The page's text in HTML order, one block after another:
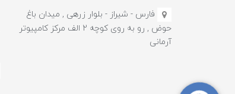
فارس - شیراز - بلوار زرهی , میدان باغ
حوض , رو به روی کوچه 2 الف مرکز کامپیوتر
آرمانی